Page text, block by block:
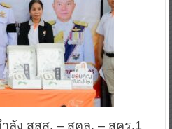
ลัง สสส. – สคล. – สคร.1